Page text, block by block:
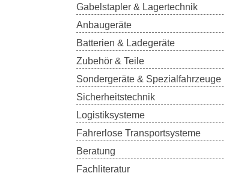
Gabelstapler & Lagertechnik
Anbaugeräte
Batterien & Ladegeräte
Zubehör & Teile
Sondergeräte & Spezialfahrzeuge
Sicherheitstechnik
Logistiksysteme
Fahrerlose Transportsysteme
Beratung
Fachliteratur